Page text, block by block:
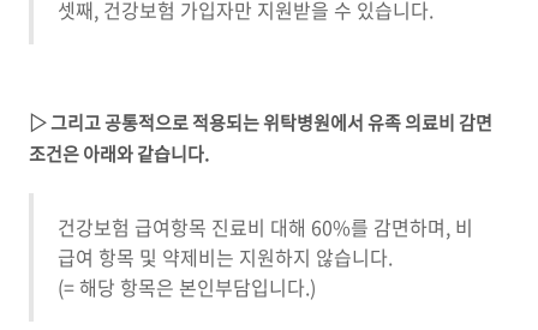
셋째, 건강보험 가입자만 지원받을 수 있습니다.
▷ 그리고 공통적으로 적용되는 위탁병원에서 유족 의료비 감면
조건은 아래와 같습니다.
건강보험 급여항목 진료비 대해 60%를 감면하며, 비
급여 항목 및 약제비는 지원하지 않습니다.
(= 해당 항목은 본인부담입니다.)